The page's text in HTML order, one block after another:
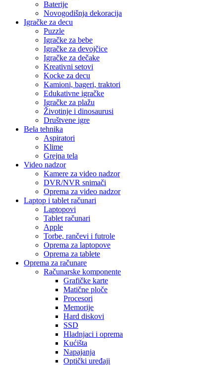
Baterije
Novogodišnja dekoracija
Igračke za decu
Puzzle
Igračke za bebe
Igračke za devojčice
Igračke za dečake
Kreativni setovi
Kocke za decu
Kamioni, bageri, traktori
Edukativne igračke
Igračke za plažu
Životinje i dinosaurusi
Društvene igre
Bela tehnika
Aspiratori
Klime
Grejna tela
Video nadzor
Kamere za video nadzor
DVR/NVR snimači
Oprema za video nadzor
Laptop i tablet računari
Laptopovi
Tablet računari
Apple
Torbe, rančevi i futrole
Oprema za laptopove
Oprema za tablete
Oprema za računare
Računarske komponente
Grafičke karte
Matične ploče
Procesori
Memorije
Hard diskovi
SSD
Hladnjaci i oprema
Kućišta
Napajanja
Optički uređaji